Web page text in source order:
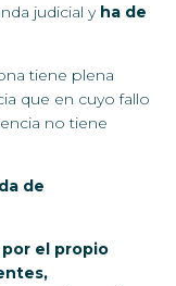
judicial y ha de
tiene plena
que en cuyo fallo
no tiene
de
el propio